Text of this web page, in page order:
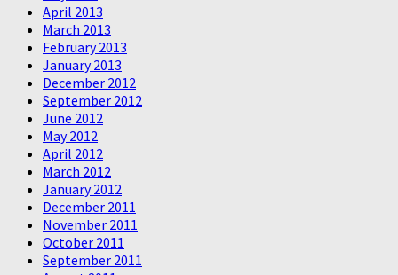
April 2013
March 2013
February 2013
January 2013
December 2012
September 2012
June 2012
May 2012
April 2012
March 2012
January 2012
December 2011
November 2011
October 2011
September 2011